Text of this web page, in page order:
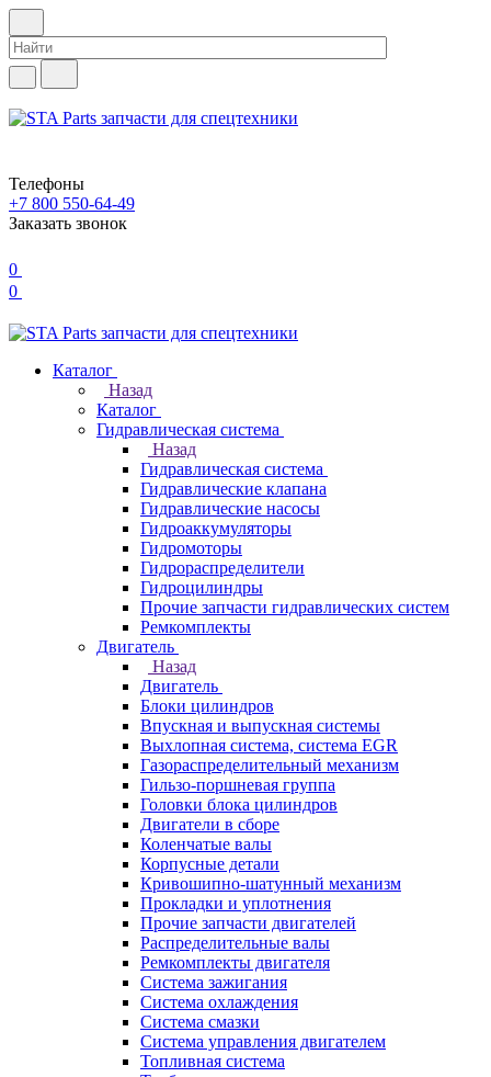
Телефоны
+7 800 550-64-49
Заказать звонок
0
0
Каталог
Назад
Каталог
Гидравлическая система
Назад
Гидравлическая система
Гидравлические клапана
Гидравлические насосы
Гидроаккумуляторы
Гидромоторы
Гидрораспределители
Гидроцилиндры
Прочие запчасти гидравлических систем
Ремкомплекты
Двигатель
Назад
Двигатель
Блоки цилиндров
Впускная и выпускная системы
Выхлопная система, система EGR
Газораспределительный механизм
Гильзо-поршневая группа
Головки блока цилиндров
Двигатели в сборе
Коленчатые валы
Корпусные детали
Кривошипно-шатунный механизм
Прокладки и уплотнения
Прочие запчасти двигателей
Распределительные валы
Ремкомплекты двигателя
Система зажигания
Система охлаждения
Система смазки
Система управления двигателем
Топливная система